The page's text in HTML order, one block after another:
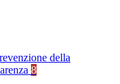
della
8